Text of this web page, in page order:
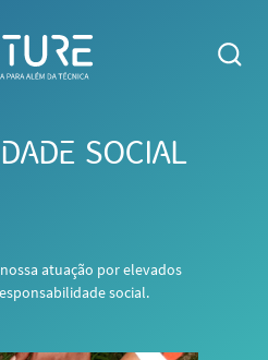
SOCIAL
atuação por elevados
social.